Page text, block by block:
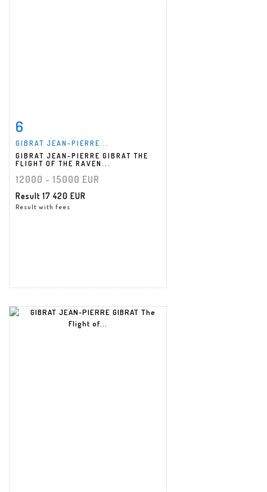
6
GIBRAT JEAN-PIERRE...
GIBRAT JEAN-PIERRE GIBRAT THE
FLIGHT OF THE RAVEN...
12000 - 15000 EUR
Result 17 420 EUR
Result with fees